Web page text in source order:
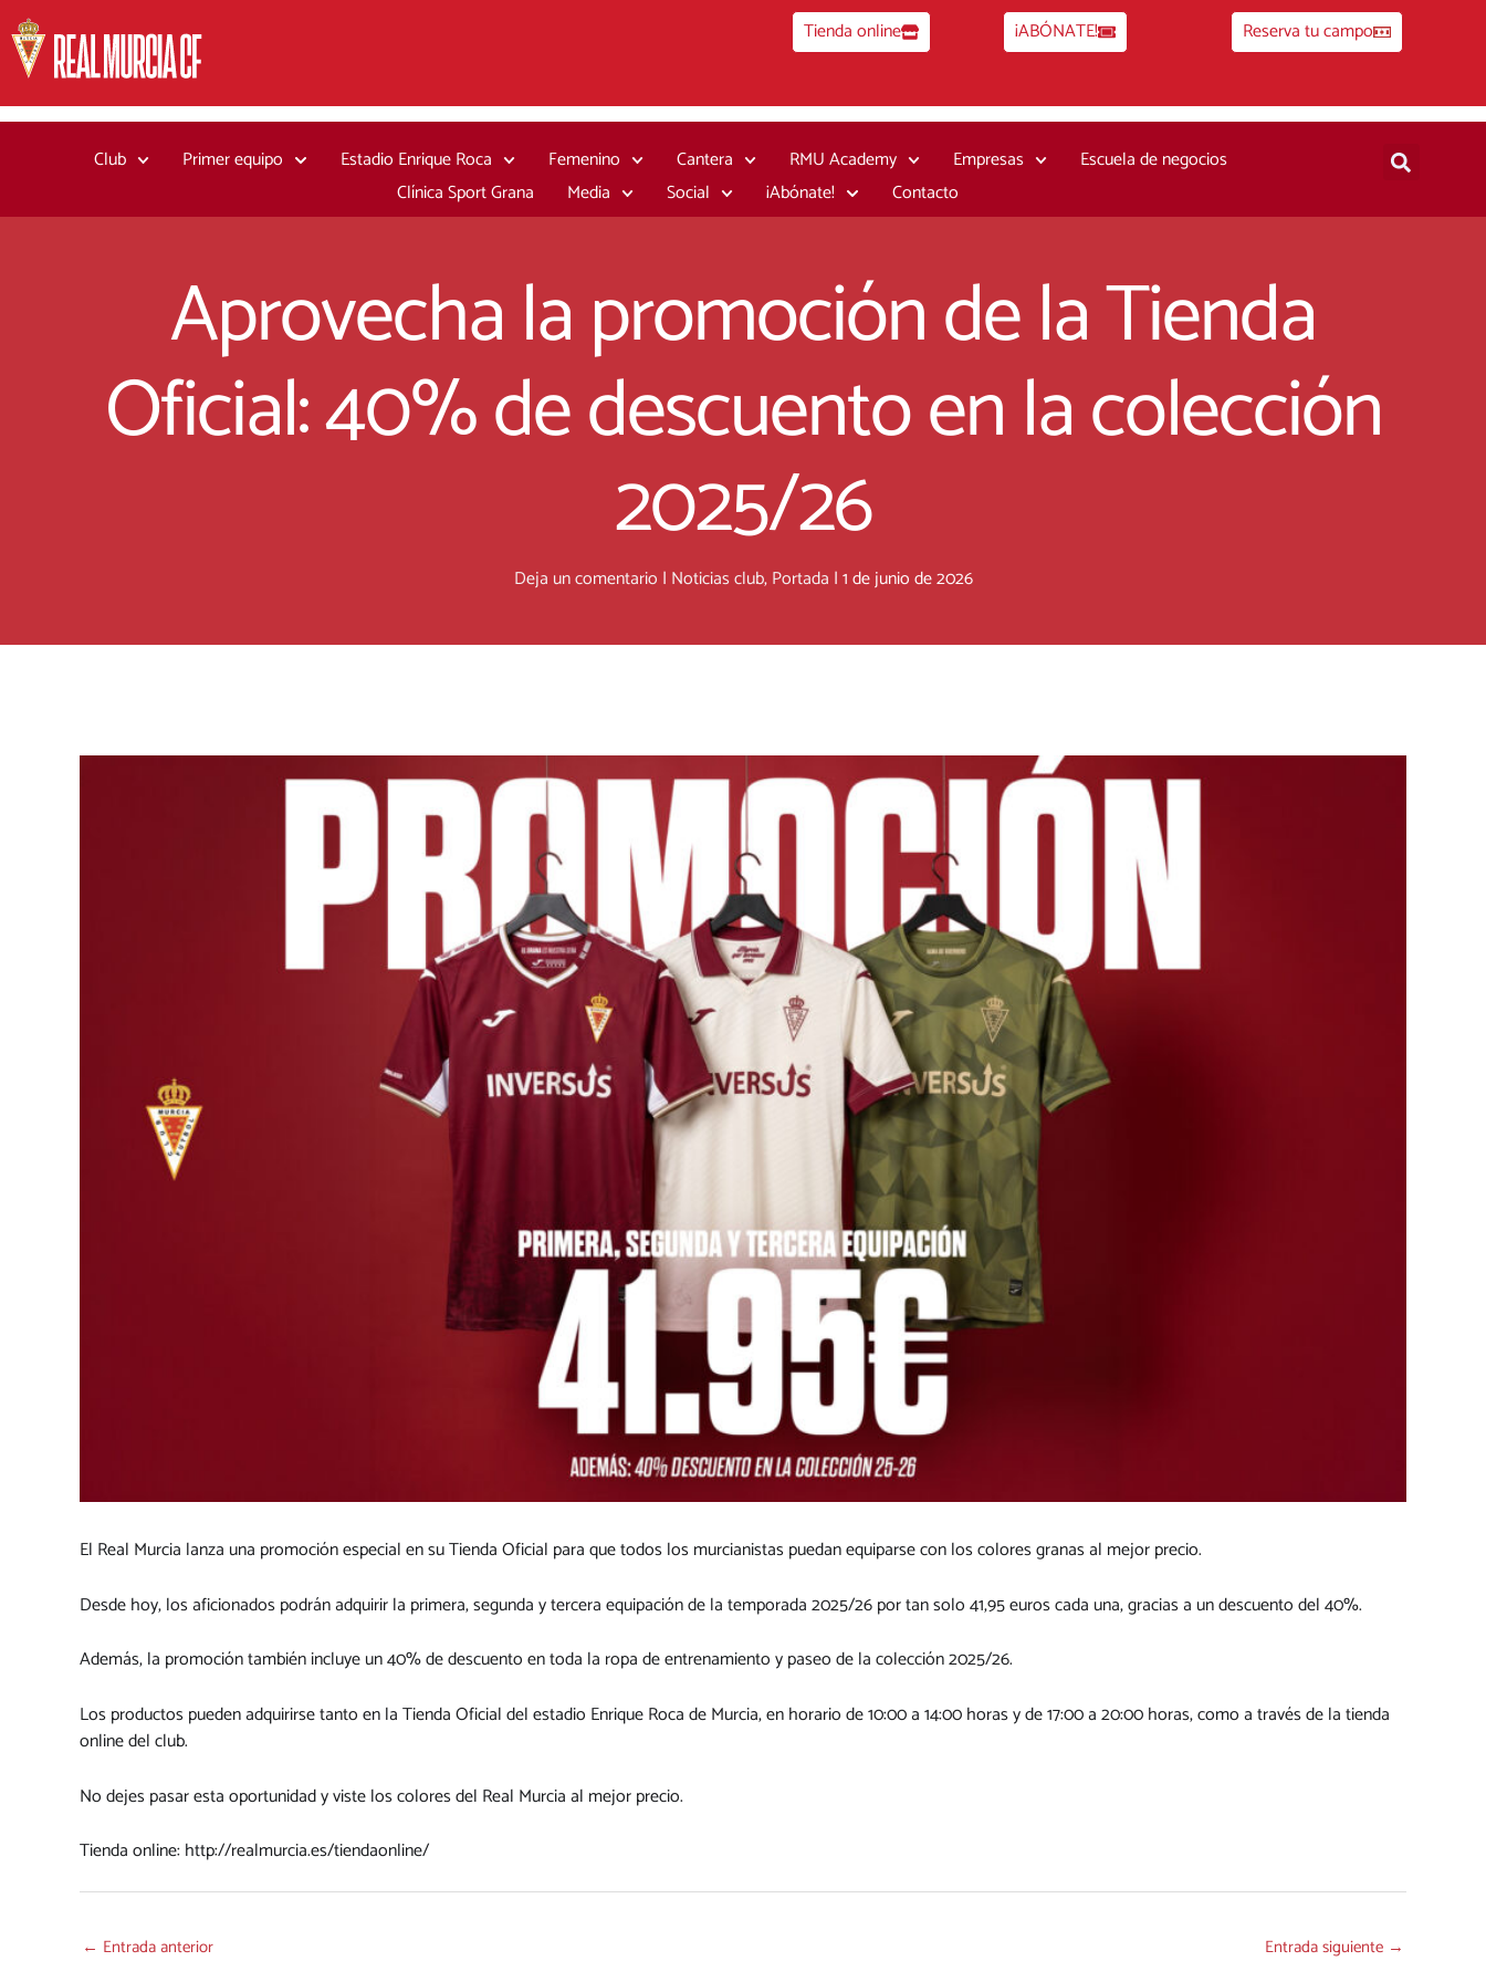
al
contenido
Tienda online ¡ABÓNATE! Reserva tu campo
Club Primer equipo Estadio Enrique Roca Femenino Cantera RMU Academy Empresas
Escuela de negocios
Clínica Sport Grana
Media Social ¡Abónate! Contacto
Aprovecha la promoción de la Tienda
Oficial: 40% de descuento en la colección
2025/26
Deja un comentario | Noticias club,Portada |1 de junio de 2026
El Real Murcia lanza una promoción especial en su Tienda Oficial para que todos los murcianistas puedan equiparse con los colores granas al mejor precio.
Desde hoy, los aficionados podrán adquirir la primera, segunda y tercera equipación de la temporada 2025/26 por tan solo 41,95 euros cada una, gracias a un descuento del 40%.
Además, la promoción también incluye un 40% de descuento en toda la ropa de entrenamiento y paseo de la colección 2025/26.
Los productos pueden adquirirse tanto en la Tienda Oficial del estadio Enrique Roca de Murcia, en horario de 10:00 a 14:00 horas y de 17:00 a 20:00 horas, como a través de la tienda
online del club.
No dejes pasar esta oportunidad y viste los colores del Real Murcia al mejor precio.
Tienda online:http://realmurcia.es/tiendaonline/
← Entrada anterior Entrada siguiente →